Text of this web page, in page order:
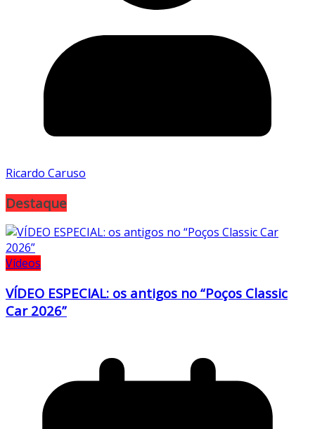
Ricardo Caruso
Destaque
Vídeos
VÍDEO ESPECIAL: os antigos no “Poços Classic
Car 2026”